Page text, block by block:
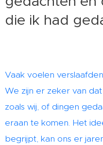
die ik had
Vaak voelen
We zijn er zeker van
zoals wij, of dingen
eraan te komen. Het
begrijpt, kan ons er